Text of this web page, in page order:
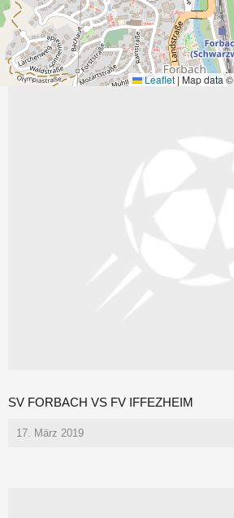
Leaflet|Map data ©
SV FORBACH VS FV IFFEZHEIM
17. März 2019